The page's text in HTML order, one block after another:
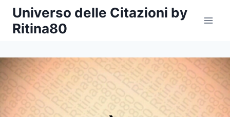
Salta
contenuto
Universo delle Citazioni by
Ritina80